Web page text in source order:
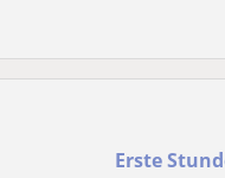
Erste